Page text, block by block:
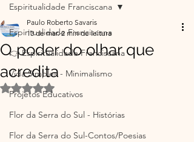
Espiritualidade Franciscana
👉 Espiritualidade Franciscana
Vida Simples - Minimalismo
Projetos Educativos
Flor da Serra do Sul - Histórias
Flor da Serra do Sul-Contos/Poesias
Espiritualidade Franciscana
O poder do olhar que
acredita
Paulo Roberto Savaris
13 de mar. 2 min de leitura
Avaliado com NaN de 5 estrelas.